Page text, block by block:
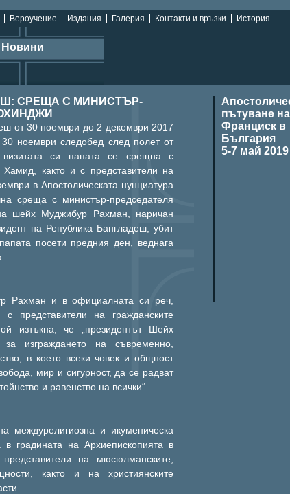
Вероучение Издания Галерия Контакти и връзки История
Новини
пътуване
Франциск в
България
5-7 май 2019
СРЕЩА С МИНИСТЪР-
от 30 ноември до 2 декември 2017
30 ноември следобед след полет от
си папата се срещна с
Хамид, както и с представители на
в Апостолическата нунциатура
среща с министър-председателя
шейх Муджибур Рахман, наричан
на Република Бангладеш, убит
посети предния ден, веднага
Рахман и в официалната си реч,
представители на гражданските
изтъкна, че „президентът Шейх
изграждането на съвременно,
в което всеки човек и общност
мир и сигурност, да се радват
и равенство на всички“.
междурелигиозна и икуменическа
градината на Архиепископията в
на мюсюлманските,
както и на християнските